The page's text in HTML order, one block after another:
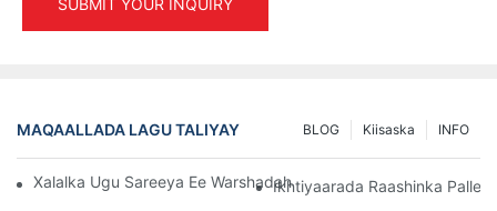
MAQAALLADA LAGU TALIYAY INFO
Kiisaska
BLOG
Xalalka Ugu Sareeya Ee Warshadaha Ee Maareynta Kaydka
Ikhtiyaarada Raashinka